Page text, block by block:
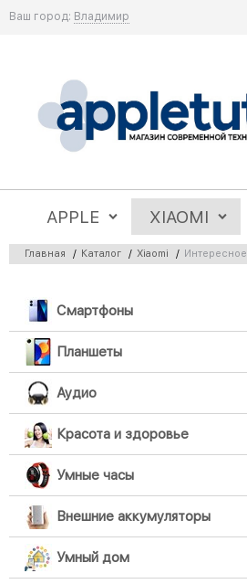
Ваш город: Владимир
APPLE XIAOMI
Главная / Каталог / Xiaomi / Интересное
Смартфоны
Планшеты
Аудио
Красота и здоровье
Умные часы
Внешние аккумуляторы
Умный дом
Найдено товаров: